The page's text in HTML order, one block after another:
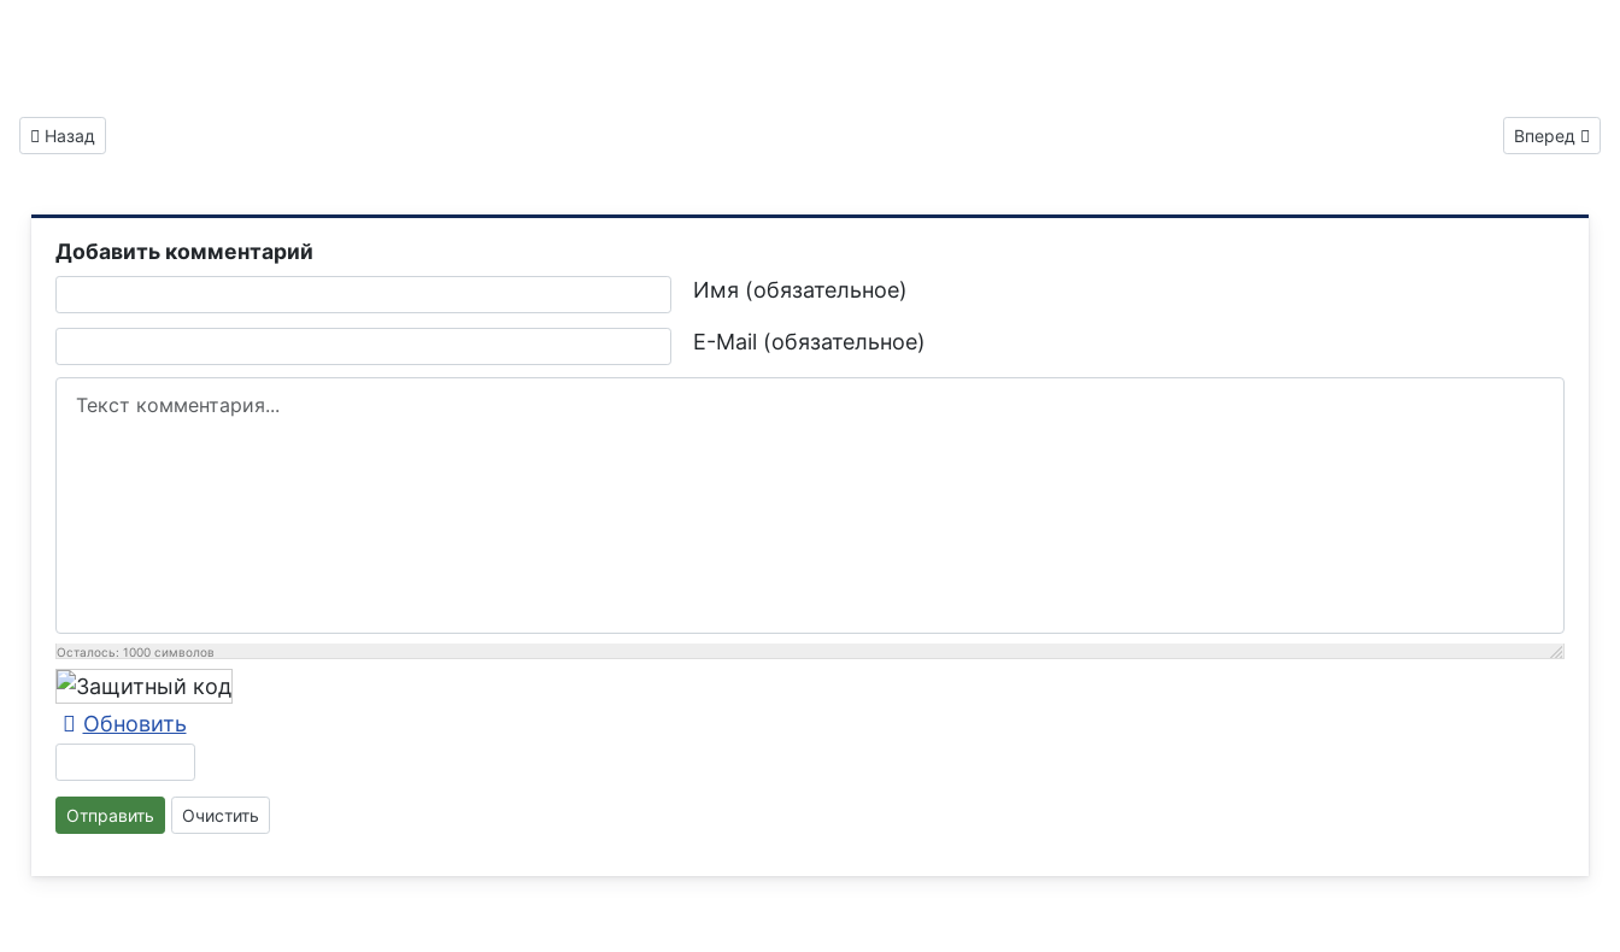
Предыдущий: Газета "Горловка.Сегодня" выпуск №239
Назад Следующий:
Вперед
Добавить комментарий
Имя (обязательное)
E-Mail (обязательное)
Осталось: 1000 символов
Обновить
Отправить Очистить